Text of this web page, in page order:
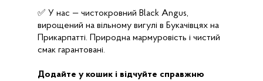
✅ У нас — чистокровний Black Angus,
вирощений на вільному вигулі в Букачівцях на
Прикарпатті. Природна мармуровість і чистий
смак гарантовані.
Додайте у кошик і відчуйте справжню